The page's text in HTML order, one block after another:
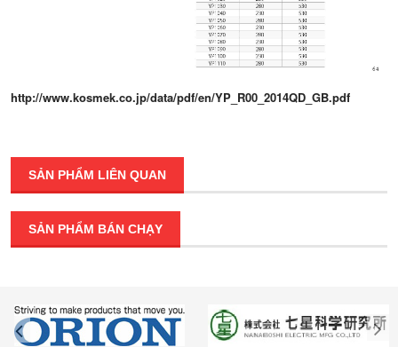
http://www.kosmek.co.jp/data/pdf/en/YP_R00_2014QD_GB.pdf
SẢN PHẨM LIÊN QUAN
SẢN PHẨM BÁN CHẠY